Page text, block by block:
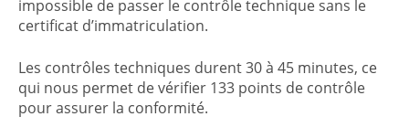
impossible de passer le contrôle technique sans le
certificat d’immatriculation.
Les contrôles techniques durent 30 à 45 minutes, ce
qui nous permet de vérifier 133 points de contrôle
pour assurer la conformité.